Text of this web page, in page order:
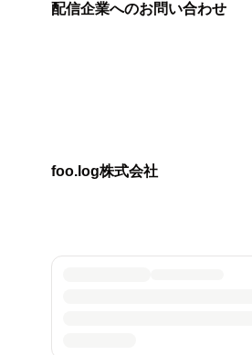
配信企業へのお問い合わせ
foo.log株式会社